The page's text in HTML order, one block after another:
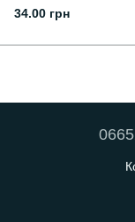
Small) для н/ч
34.00 грн